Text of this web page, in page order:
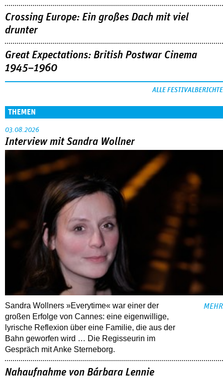
Crossing Europe: Ein großes Dach mit viel
drunter
Great Expectations: British Postwar Cinema
1945–1960
ALLE FESTIVALBERICHTE
THEMEN
03.08.2026
Interview mit Sandra Wollner
Sandra Wollners »Everytime« war einer der
großen Erfolge von Cannes: eine eigenwillige,
lyrische Reflexion über eine ­Familie, die aus der
Bahn geworfen wird … Die Regisseurin im
Gespräch mit Anke Sterneborg.
MEHR
Nahaufnahme von Bárbara Lennie